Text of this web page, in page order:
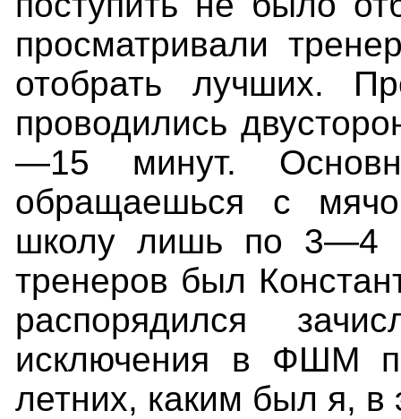
просматривали
отобрать лучших.
проводились
—15 минут.
обращаешься с
школу лишь по 3—4
тренеров был
распорядился
исключения в ФШМ
летних, каким был я, в